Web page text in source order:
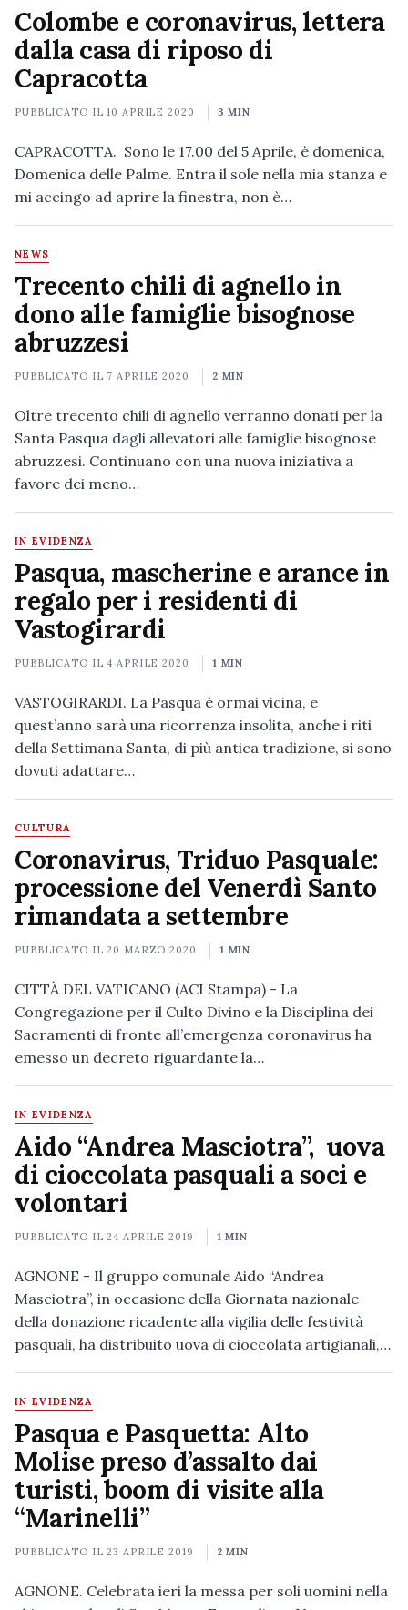
Colombe e coronavirus, lettera
dalla casa di riposo di
Capracotta
PUBBLICATO IL10 APRILE 2020 3 MIN
CAPRACOTTA. Sono le 17.00 del 5 Aprile, è domenica,
Domenica delle Palme. Entra il sole nella mia stanza e
mi accingo ad aprire la finestra, non è…
NEWS
Trecento chili di agnello in
dono alle famiglie bisognose
abruzzesi
PUBBLICATO IL 7 APRILE 2020 2 MIN
Oltre trecento chili di agnello verranno donati per la
Santa Pasqua dagli allevatori alle famiglie bisognose
abruzzesi. Continuano con una nuova iniziativa a
favore dei meno…
IN EVIDENZA
Pasqua, mascherine e arance in
regalo per i residenti di
Vastogirardi
PUBBLICATO IL4 APRILE 2020 1 MIN
VASTOGIRARDI. La Pasqua è ormai vicina, e
quest’anno sarà una ricorrenza insolita, anche i riti
della Settimana Santa, di più antica tradizione, si sono
dovuti adattare…
CULTURA
Coronavirus, Triduo Pasquale:
processione del Venerdì Santo
rimandata a settembre
PUBBLICATO IL20 MARZO 2020 1 MIN
CITTÀ DEL VATICANO (ACI Stampa) - La
Congregazione per il Culto Divino e la Disciplina dei
Sacramenti di fronte all’emergenza coronavirus ha
emesso un decreto riguardante la…
IN EVIDENZA
Aido “Andrea Masciotra”, uova
di cioccolata pasquali a soci e
volontari
PUBBLICATO IL24 APRILE 2019 1 MIN
AGNONE - Il gruppo comunale Aido “Andrea
Masciotra”, in occasione della Giornata nazionale
della donazione ricadente alla vigilia delle festività
pasquali, ha distribuito uova di cioccolata artigianali,…
IN EVIDENZA
Pasqua e Pasquetta: Alto
Molise preso d’assalto dai
turisti, boom di visite alla
“Marinelli”
PUBBLICATO IL23 APRILE 2019 2 MIN
AGNONE. Celebrata ieri la messa per soli uomini nella